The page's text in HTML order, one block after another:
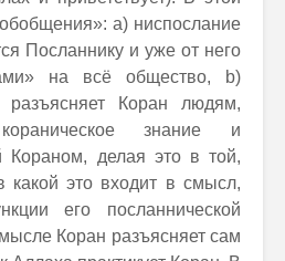
а) ниспослание
Посланнику и уже от него
на всё общество, b)
разъясняет Коран людям,
знание и
Кораном, делая это в той,
какой это входит в смысл,
его посланнической
Коран разъясняет сам